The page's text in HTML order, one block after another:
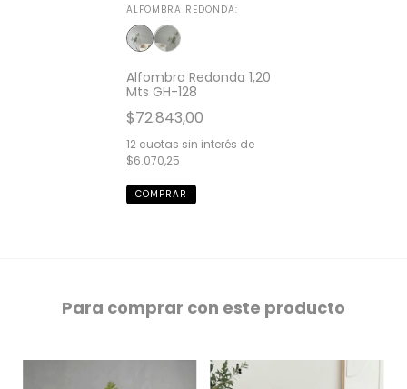
ALFOMBRA REDONDA:
Alfombra Redonda 1,20
Mts GH-128
$72.843,00
12 cuotas sin interés de
$6.070,25
Para comprar con este producto